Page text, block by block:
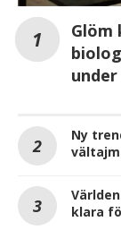
Glöm
Ny
klara